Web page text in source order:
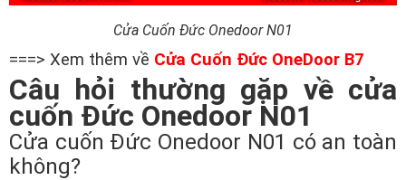
Cửa Cuốn Đức Onedoor N01
===> Xem thêm về Cửa Cuốn Đức OneDoor B7
Câu hỏi thường gặp về cửa
cuốn Đức Onedoor N01
Cửa cuốn Đức Onedoor N01 có an toàn
không?